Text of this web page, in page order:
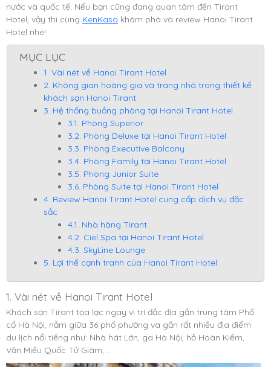
nước và quốc tế. Nếu bạn cũng đang quan tâm đến Tirant
Hotel, vậy thì cùng KenKasa khám phá và review Hanoi Tirant
Hotel nhé!
MỤC LỤC
1. Vài nét về Hanoi Tirant Hotel
2. Không gian hoàng gia và trang nhã trong thiết kế
khách sạn Hanoi Tirant
3. Hệ thống buồng phòng tại Hanoi Tirant Hotel
3.1. Phòng Superior
3.2. Phòng Deluxe tại Hanoi Tirant Hotel
3.3. Phòng Executive Balcony
3.4. Phòng Family tại Hanoi Tirant Hotel
3.5. Phòng Junior Suite
3.6. Phòng Suite tại Hanoi Tirant Hotel
4. Review Hanoi Tirant Hotel cung cấp dịch vụ đặc
sắc
4.1. Nhà hàng Tirant
4.2. Ciel Spa tại Hanoi Tirant Hotel
4.3. SkyLine Lounge
5. Lợi thế cạnh tranh của Hanoi Tirant Hotel
1. Vài nét về Hanoi Tirant Hotel
Khách sạn Tirant tọa lạc ngay vị trí đắc địa gần trung tâm Phố
cổ Hà Nội, nằm giữa 36 phố phường và gần rất nhiều địa điểm
du lịch nổi tiếng như: Nhà hát Lớn, ga Hà Nội, hồ Hoàn Kiếm,
Văn Miếu Quốc Tử Giám,...